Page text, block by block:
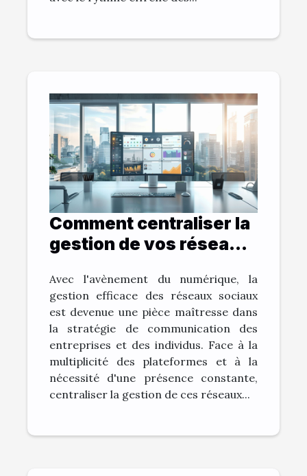
Comment centraliser la
gestion de vos réseaux
votre productivité
Avec l'avènement du numérique, la
gestion efficace des réseaux sociaux
est devenue une pièce maîtresse dans
la stratégie de communication des
entreprises et des individus. Face à la
multiplicité des plateformes et à la
nécessité d'une présence constante,
centraliser la gestion de ces réseaux...